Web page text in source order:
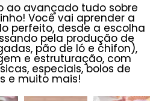
ao avançado tudo sobre
Você vai aprender a
perfeito, desde a escolha
pela produção de
pão de ló e chifon),
e estruturação, com
especiais, bolos de
e muito mais!